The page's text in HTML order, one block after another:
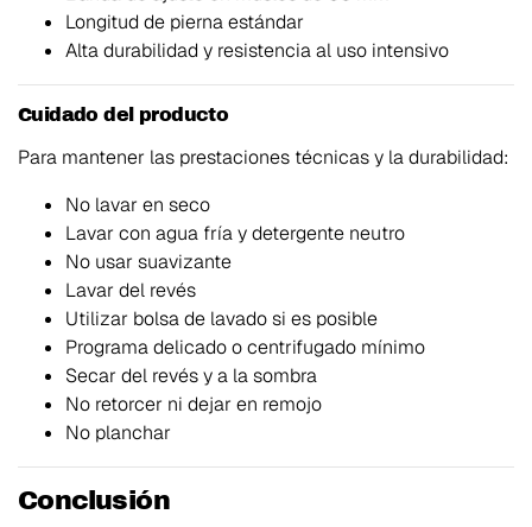
Longitud de pierna estándar
Alta durabilidad y resistencia al uso intensivo
Cuidado del producto
Para mantener las prestaciones técnicas y la durabilidad:
No lavar en seco
Lavar con agua fría y detergente neutro
No usar suavizante
Lavar del revés
Utilizar bolsa de lavado si es posible
Programa delicado o centrifugado mínimo
Secar del revés y a la sombra
No retorcer ni dejar en remojo
No planchar
Conclusión